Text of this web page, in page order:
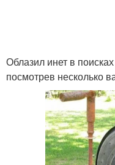
Облазил инет в
посмотрев несколько